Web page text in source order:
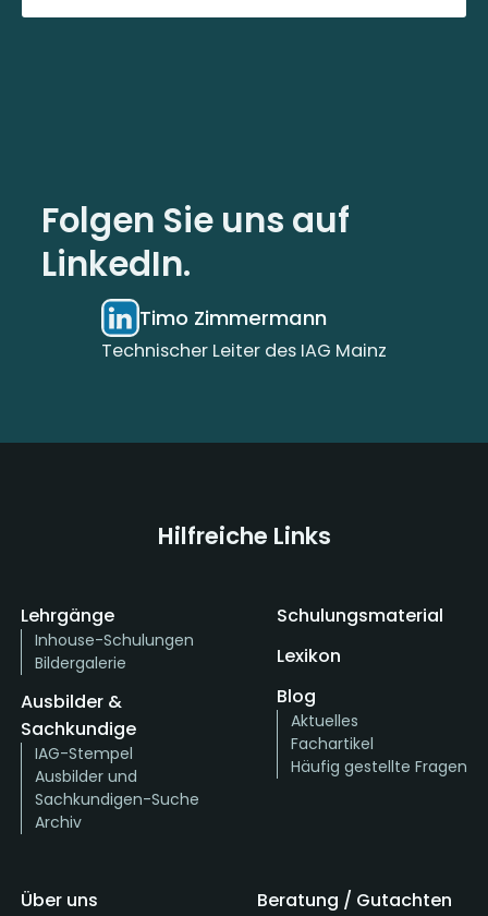
Folgen Sie uns auf
LinkedIn.
Timo Zimmermann
Technischer Leiter des IAG Mainz
Hilfreiche Links
Lehrgänge
Inhouse-Schulungen
Bildergalerie
Ausbilder &
Sachkundige
IAG-Stempel
Ausbilder und
Sachkundigen-Suche
Archiv
Schulungsmaterial
Lexikon
Blog
Aktuelles
Fachartikel
Häufig gestellte Fragen
Über uns Beratung / Gutachten